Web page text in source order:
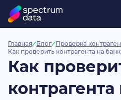
Главная Блог Проверка
Как проверить контрагента на
Как
контрагента